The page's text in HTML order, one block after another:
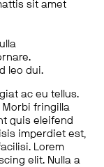
sit amet
leo dui.
ac eu tellus.
Morbi fringilla
quis eleifend
imperdiet est,
Lorem
elit. Nulla a